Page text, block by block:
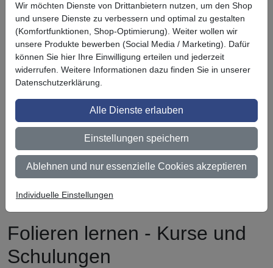
3M BestPartner Commercial Solutions
Preisschutz für unsere Kunden
Persönliche Beratung und Betreuung
Keine Mindestbestellmenge
Ab 300 € Nettowarenwert versandkostenfrei (innerhalb
Zertifiziert nach ISO 9001
Qualifizierter Fachhändler
Tag versendet (außer bei Zahlungsart Vorauskasse)
Folieren lernen - Kurse und
Schulungen
Wir möchten Dienste von Drittanbietern nutzen, um den Shop
und unsere Dienste zu verbessern und optimal zu gestalten
(Komfortfunktionen, Shop-Optimierung). Weiter wollen wir
unsere Produkte bewerben (Social Media / Marketing). Dafür
können Sie hier Ihre Einwilligung erteilen und jederzeit
widerrufen. Weitere Informationen dazu finden Sie in unserer
Datenschutzerklärung.
Alle Dienste erlauben
Einstellungen speichern
Ablehnen und nur essenzielle Cookies akzeptieren
Individuelle Einstellungen